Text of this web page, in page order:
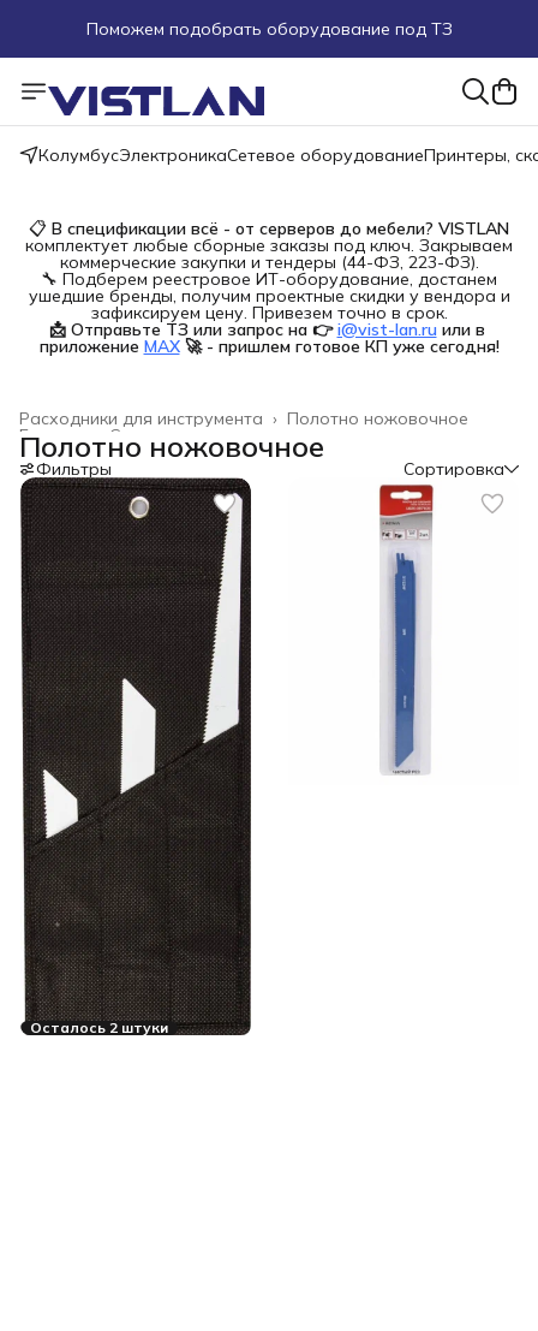
Поможем подобрать оборудование под ТЗ
Пуско-наладочные работы
Пришлите запрос на e-mail или в чат
КолумбусЭлектроникаСетевое оборудованиеПринтеры,
📋 В спецификации всё - от серверов до мебели? VISTLAN
комплектует любые сборные заказы под ключ. Закрываем
коммерческие закупки и тендеры (44-ФЗ, 223-ФЗ).
🔧 Подберем реестровое ИТ-оборудование, достанем
ушедшие бренды, получим проектные скидки у вендора и
зафиксируем цену. Привезем точно в срок.
📩 Отправьте ТЗ или запрос на 👉 i@vist-lan.ru или в
приложение MAX 🚀 - пришлем готовое КП уже сегодня!
Полотно ножовочное
Расходники для инструмента ›
Строительство и ремонт
Главная
Полотно ножовочное
Фильтры Сортировка
Осталось 2 штуки